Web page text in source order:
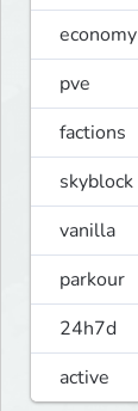
economy
pve
factions
skyblock
vanilla
parkour
24h7d
active